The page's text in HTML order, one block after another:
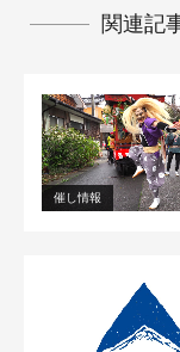
関連記
催し情報